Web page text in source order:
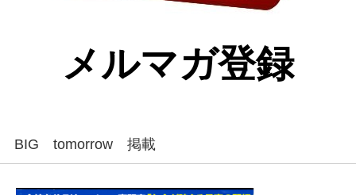
メルマガ登録
BIG tomorrow 掲載